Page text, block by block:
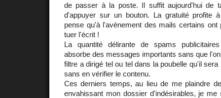
de passer à la poste. Il suffit aujourd'hui de
d'appuyer sur un bouton. La gratuité profite
pense qu'à l'avènement des mails certains ont
tuer l'écrit !
La quantité délirante de spams
absorbe des messages importants sans que
filtre a dirigé tel ou tel dans la poubelle qu'il
sans en vérifier le contenu.
Ces derniers temps, au lieu de me plaindre
envahissant mon dossier d'indésirables, je me